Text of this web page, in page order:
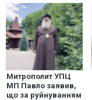
Митрополит УПЦ
МП Павло заявив,
що за руйнуванням